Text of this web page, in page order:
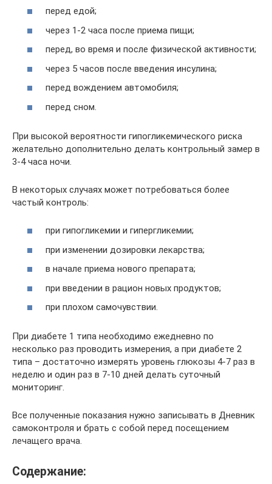
перед едой;
через 1-2 часа после приема пищи;
перед, во время и после физической активности;
через 5 часов после введения инсулина;
перед вождением автомобиля;
перед сном.
При высокой вероятности гипогликемического риска
желательно дополнительно делать контрольный замер в
3-4 часа ночи.
В некоторых случаях может потребоваться более
частый контроль:
при гипогликемии и гипергликемии;
при изменении дозировки лекарства;
в начале приема нового препарата;
при введении в рацион новых продуктов;
при плохом самочувствии.
При диабете 1 типа необходимо ежедневно по
несколько раз проводить измерения, а при диабете 2
типа – достаточно измерять уровень глюкозы 4-7 раз в
неделю и один раз в 7-10 дней делать суточный
мониторинг.
Все полученные показания нужно записывать в Дневник
самоконтроля и брать с собой перед посещением
лечащего врача.
Содержание: